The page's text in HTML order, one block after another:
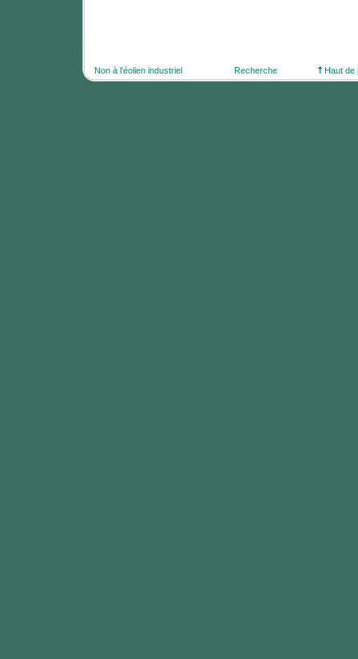
Non à l'éolien industriel Haut de
Recherche